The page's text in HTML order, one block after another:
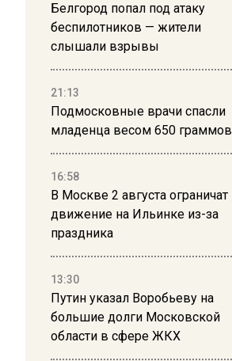
Белгород попал под атаку
беспилотников — жители
слышали взрывы
21:13
Подмосковные врачи спасли
младенца весом 650 граммов
16:58
В Москве 2 августа ограничат
движение на Ильинке из-за
праздника
13:30
Путин указал Воробьеву на
большие долги Московской
области в сфере ЖКХ